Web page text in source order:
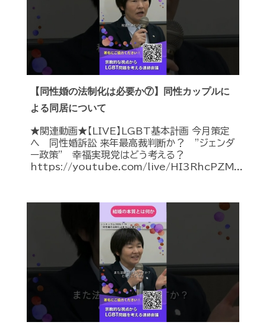
【同性婚の法制化は必要か⑦】同性カップルに
よる同居について
★関連動画★【LIVE】LGBT基本計画 今月策定
へ 同性婚訴訟 来年最高裁判断か？ ”ジェンダ
ー政策” 幸福実現党はどう考える？
https://youtube.com/live/HI3RhcPZM...